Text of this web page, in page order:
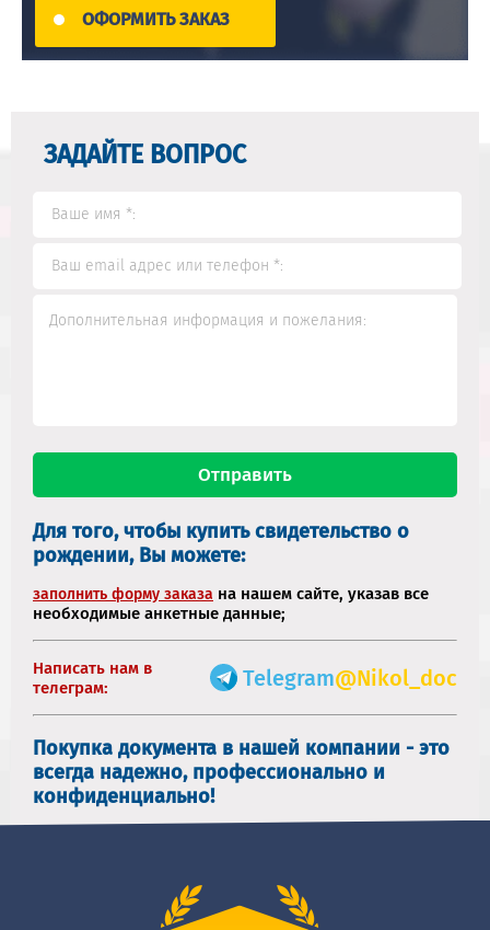
ОФОРМИТЬ ЗАКАЗ
ЗАДАЙТЕ ВОПРОС
Для того, чтобы купить свидетельство о
рождении, Вы можете:
заполнить форму заказа на нашем сайте, указав все
необходимые анкетные данные;
Написать нам в
телеграм:
Telegram@Nikol_doc
Покупка документа в нашей компании - это
всегда надежно, профессионально и
конфиденциально!